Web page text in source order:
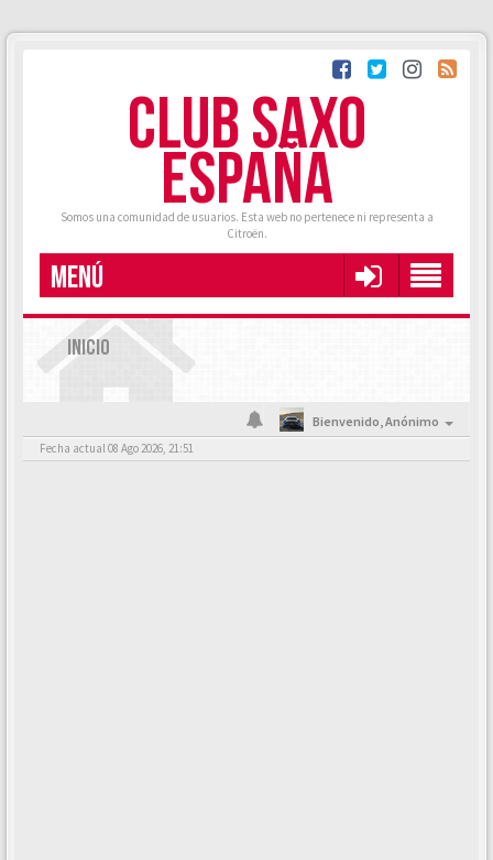
CLUB SAXO
ESPAÑA
Somos una comunidad de usuarios. Esta web no pertenece ni representa a
Citroën.
MENÚ
INICIO
Bienvenido,Anónimo
Fecha actual 08 Ago 2026, 21:51